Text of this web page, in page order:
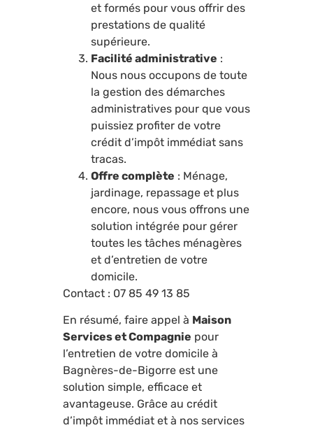
et formés pour vous offrir des
prestations de qualité
supérieure.
Facilité administrative :
Nous nous occupons de toute
la gestion des démarches
administratives pour que vous
puissiez profiter de votre
crédit d’impôt immédiat sans
tracas.
Offre complète : Ménage,
jardinage, repassage et plus
encore, nous vous offrons une
solution intégrée pour gérer
toutes les tâches ménagères
et d’entretien de votre
domicile.
Contact : 07 85 49 13 85
En résumé, faire appel à Maison
Services et Compagnie pour
l’entretien de votre domicile à
Bagnères-de-Bigorre est une
solution simple, efficace et
avantageuse. Grâce au crédit
d’impôt immédiat et à nos services